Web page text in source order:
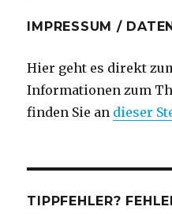
IMPRESSUM /
Hier geht es direkt
Informationen zum
finden Sie an dieser
TIPPFEHLER?